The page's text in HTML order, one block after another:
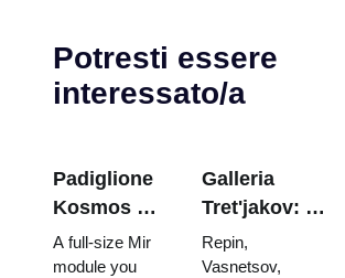
Potresti essere
interessato/a
Padiglione
Kosmos a
VDNKh:
all'interno
A full-size Mir
module you
Galleria
Tret'jakov: I
capolavori da
programmare
Repin,
Vasnetsov,